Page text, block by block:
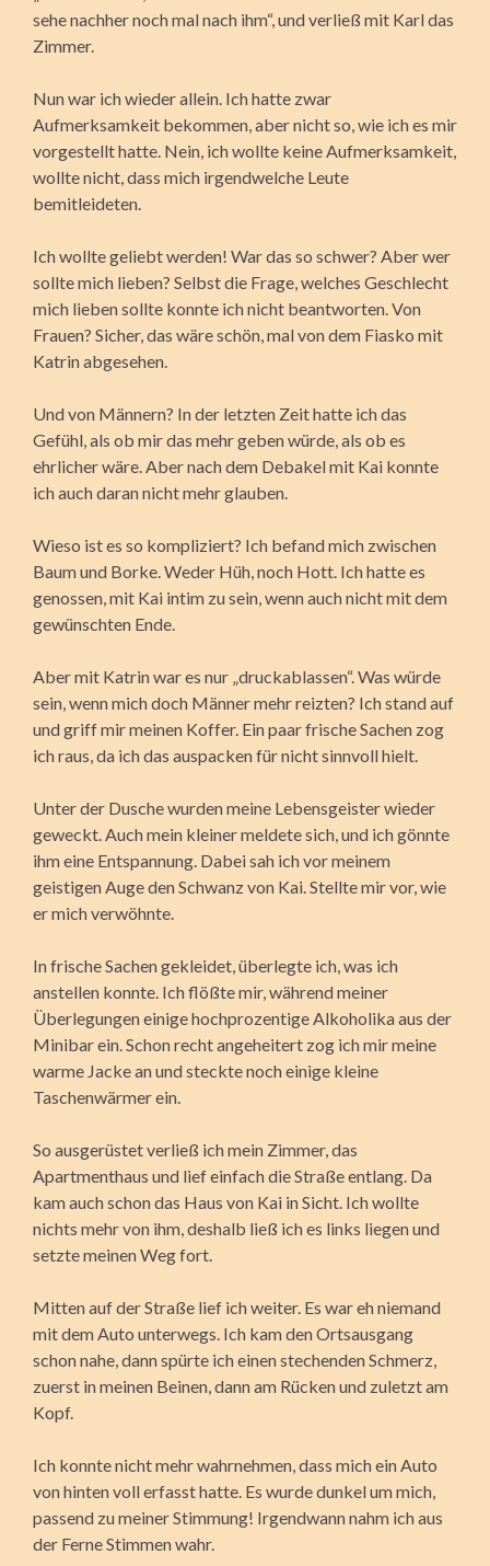
sehe nachher noch mal nach ihm“, und verließ mit Karl das
Zimmer.
Nun war ich wieder allein. Ich hatte zwar
Aufmerksamkeit bekommen, aber nicht so, wie ich es mir
vorgestellt hatte. Nein, ich wollte keine Aufmerksamkeit,
wollte nicht, dass mich irgendwelche Leute
bemitleideten.
Ich wollte geliebt werden! War das so schwer? Aber wer
sollte mich lieben? Selbst die Frage, welches Geschlecht
mich lieben sollte konnte ich nicht beantworten. Von
Frauen? Sicher, das wäre schön, mal von dem Fiasko mit
Katrin abgesehen.
Und von Männern? In der letzten Zeit hatte ich das
Gefühl, als ob mir das mehr geben würde, als ob es
ehrlicher wäre. Aber nach dem Debakel mit Kai konnte
ich auch daran nicht mehr glauben.
Wieso ist es so kompliziert? Ich befand mich zwischen
Baum und Borke. Weder Hüh, noch Hott. Ich hatte es
genossen, mit Kai intim zu sein, wenn auch nicht mit dem
gewünschten Ende.
Aber mit Katrin war es nur „druckablassen“. Was würde
sein, wenn mich doch Männer mehr reizten? Ich stand auf
und griff mir meinen Koffer. Ein paar frische Sachen zog
ich raus, da ich das auspacken für nicht sinnvoll hielt.
Unter der Dusche wurden meine Lebensgeister wieder
geweckt. Auch mein kleiner meldete sich, und ich gönnte
ihm eine Entspannung. Dabei sah ich vor meinem
geistigen Auge den Schwanz von Kai. Stellte mir vor, wie
er mich verwöhnte.
In frische Sachen gekleidet, überlegte ich, was ich
anstellen konnte. Ich flößte mir, während meiner
Überlegungen einige hochprozentige Alkoholika aus der
Minibar ein. Schon recht angeheitert zog ich mir meine
warme Jacke an und steckte noch einige kleine
Taschenwärmer ein.
So ausgerüstet verließ ich mein Zimmer, das
Apartmenthaus und lief einfach die Straße entlang. Da
kam auch schon das Haus von Kai in Sicht. Ich wollte
nichts mehr von ihm, deshalb ließ ich es links liegen und
setzte meinen Weg fort.
Mitten auf der Straße lief ich weiter. Es war eh niemand
mit dem Auto unterwegs. Ich kam den Ortsausgang
schon nahe, dann spürte ich einen stechenden Schmerz,
zuerst in meinen Beinen, dann am Rücken und zuletzt am
Kopf.
Ich konnte nicht mehr wahrnehmen, dass mich ein Auto
von hinten voll erfasst hatte. Es wurde dunkel um mich,
passend zu meiner Stimmung! Irgendwann nahm ich aus
der Ferne Stimmen wahr.